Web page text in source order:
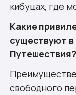
кибуцах, где
Какие
существуют в
свободного